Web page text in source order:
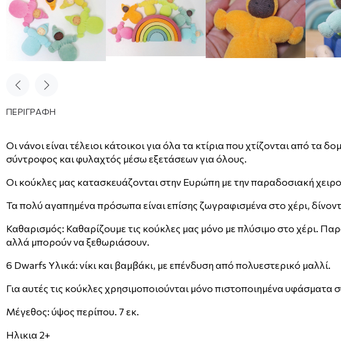
ΠΕΡΙΓΡΑΦΗ
Οι νάνοι είναι τέλειοι κάτοικοι για όλα τα κτίρια που χτίζονται από
σύντροφος και φυλαχτός μέσω εξετάσεων για όλους.
Οι κούκλες μας κατασκευάζονται στην Ευρώπη με την παραδοσιακή
Τα πολύ αγαπημένα πρόσωπα είναι επίσης ζωγραφισμένα στο χέρι,
Καθαρισμός: Καθαρίζουμε τις κούκλες μας μόνο με πλύσιμο στο χέρι.
αλλά μπορούν να ξεθωριάσουν.
6 Dwarfs Υλικά: νίκι και βαμβάκι, με επένδυση από πολυεστερικό μαλλί.
Για αυτές τις κούκλες χρησιμοποιούνται μόνο πιστοποιημένα
Μέγεθος: ύψος περίπου. 7 εκ.
Ηλικια 2+